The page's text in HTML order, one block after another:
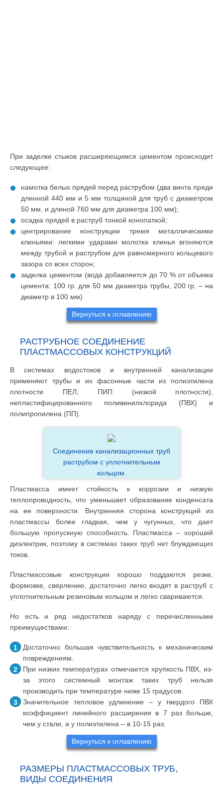
При заделке стыков расширяющимся цементом происходит
следующее:
намотка белых прядей перед раструбом (два винта пряди
длинной 440 мм и 5 мм толщиной для труб с диаметром
50 мм, и длиной 760 мм для диаметра 100 мм);
осадка прядей в раструб тонкой конопаткой;
центрирование конструкции тремя металлическими
клиньями: легкими ударами молотка клинья вгоняются
между трубой и раструбом для равномерного кольцевого
зазора со всех сторон;
заделка цементом (вода добавляется до 70 % от объема
цемента: 100 гр. для 50 мм диаметра трубы, 200 гр. – на
диаметр в 100 мм)
Вернуться к оглавлению
РАСТРУБНОЕ СОЕДИНЕНИЕ
ПЛАСТМАССОВЫХ КОНСТРУКЦИЙ
В системах водостоков и внутренней канализации
применяют трубы и их фасонные части из полиэтилена
плотности ПЕЛ, ПИП (низкой плотности),
непластифицированного поливинилхлорида (ПВХ) и
полипропилена (ПП).
Соединение канализационных труб
раструбом с уплотнительным
кольцом.
Пластмасса имеет стойкость к коррозии и низкую
теплопроводность, что уменьшает образование конденсата
на ее поверхности. Внутренняя сторона конструкций из
пластмассы более гладкая, чем у чугунных, что дает
большую пропускную способность. Пластмасса – хороший
диэлектрик, поэтому в системах таких труб нет блуждающих
токов.
Пластмассовые конструкции хорошо поддаются резке,
формовке, сверлению, достаточно легко входят в раструб с
уплотнительным резиновым кольцом и легко свариваются.
Но есть и ряд недостатков наряду с перечисленными
преимуществами:
Достаточно большая чувствительность к механическим
повреждениям.
При низких температурах отмечается хрупкость ПВХ, из-
за этого системный монтаж таких труб нельзя
производить при температуре ниже 15 градусов.
Значительное тепловое удлинение – у твердого ПВХ
коэффициент линейного расширения в 7 раз больше,
чем у стали, а у полиэтилена – в 10-15 раз.
Вернуться к оглавлению
РАЗМЕРЫ ПЛАСТМАССОВЫХ ТРУБ,
ВИДЫ СОЕДИНЕНИЯ